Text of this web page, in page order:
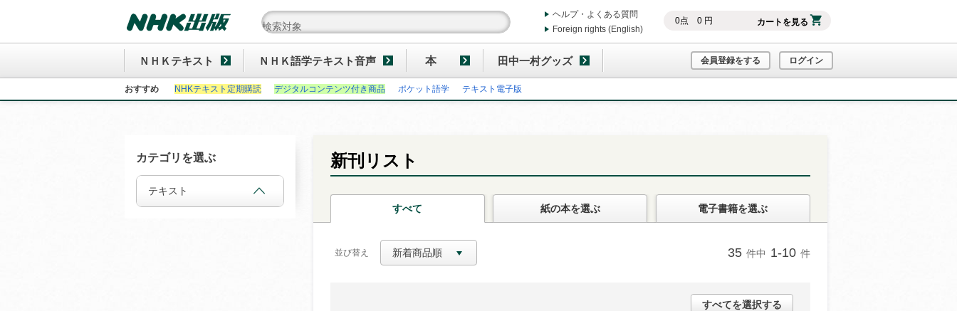
0点 0円 カートを見る
ヘルプ・よくある質問
Foreign rights (English)
ＮＨＫテキスト ＮＨＫ語学テキスト音声 本 田中一村グッズ 会員登録をする ログイン
おすすめ NHKテキスト定期購読 デジタルコンテンツ付き商品 ポケット語学 テキスト電子版
新刊リスト
すべて 紙の本を選ぶ 電子書籍を選ぶ
並び替え 新着商品順 35 件中 1-10 件
すべてを選択する
カテゴリを選ぶ
テキスト